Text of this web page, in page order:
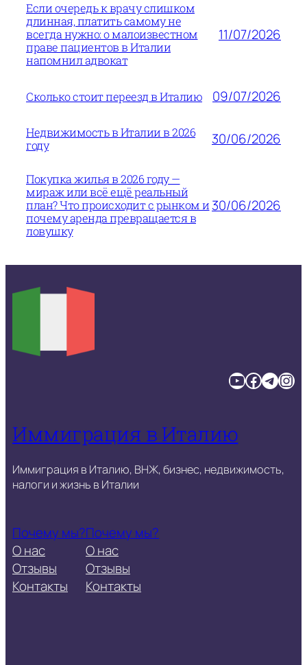
Если очередь к врачу слишком
длинная, платить самому не
всегда нужно: о малоизвестном
праве пациентов в Италии
напомнил адвокат
11/07/2026
Сколько стоит переезд в Италию 09/07/2026
Недвижимость в Италии в 2026
году
30/06/2026
Покупка жилья в 2026 году —
мираж или всё ещё реальный
план? Что происходит с рынком и
почему аренда превращается в
ловушку
30/06/2026
YouTube Facebook TelegramInstagram
Иммиграция в Италию
Иммиграция в Италию, ВНЖ, бизнес, недвижимость,
налоги и жизнь в Италии
Почему мы?
О нас
Отзывы
Контакты
Почему мы?
О нас
Отзывы
Контакты